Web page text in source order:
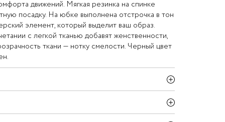
движений. Мягкая резинка на спинке
посадку. На юбке выполнена отстрочка в тон
элемент, который выделит ваш образ.
с легкой тканью добавят женственности,
ткани — нотку смелости. Черный цвет